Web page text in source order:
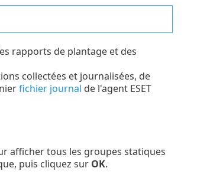
rapports de plantage et des
collectées et journalisées, de
fichier journal de l'agent ESET
afficher tous les groupes statiques
puis cliquez sur OK.